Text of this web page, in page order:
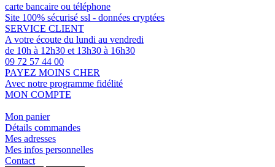
carte bancaire ou téléphone
Site 100% sécurisé ssl - données cryptées
SERVICE CLIENT
A votre écoute du lundi au vendredi
de 10h à 12h30 et 13h30 à 16h30
09 72 57 44 00
PAYEZ MOINS CHER
Avec notre programme fidélité
MON COMPTE
Mon panier
Détails commandes
Mes adresses
Mes infos personnelles
Contact